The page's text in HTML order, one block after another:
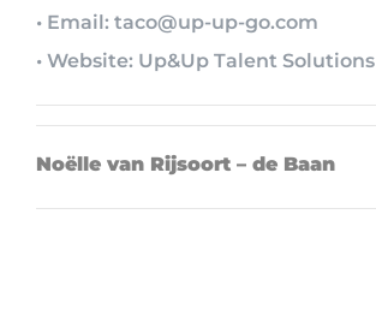
• Email: taco@up-up-go.com
• Website: Up&Up Talent Solutions
Noëlle van Rijsoort – de Baan